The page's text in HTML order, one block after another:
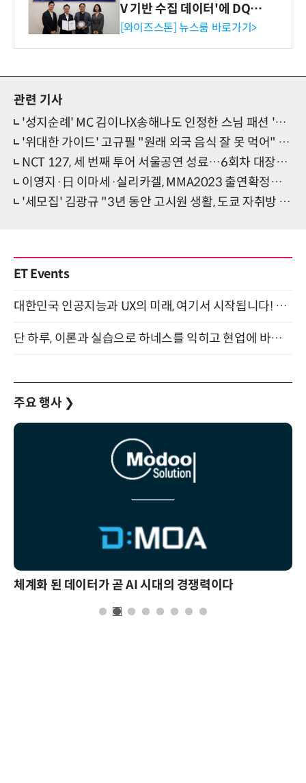
V 기반 수집 데이터'에 DQ인
증 최고 등급 수여
[와이즈스톤] 뉴스룸 바로가기>
관련 기사
'성지순례' MC 김이나X송해나도 인정한 스님 패션 '힙 그 자체'
'위대한 가이드' 고규필 "원래 외국 음식 잘 못 먹어" 충격
NCT 127, 세 번째 투어 서울공연 성료…6회차 대장정 속 '7년 네오열정' 폭발
이영지·日 이마세·실리카겔, MMA2023 출연확정…최종 라인업 완성
'세모집' 김광규 "3년 동안 고시원 생활, 도쿄 자취방 보며 옛날 생각"
ET Events
대한민국 인공지능과 UX의 미래, 여기서 시작됩니다! UX Korea 2026 - Fall 9월 2일 개최
단 하루, 이론과 실습으로 하네스를 익히고 현업에 바로 쓰는 핸즈온 워크숍 (8/20)
주요 행사 ❯
체계화 된 데이터가 곧 AI 시대의 경쟁력이다